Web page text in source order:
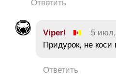
Ответить
Viper! 5
Придурок, не коси
Ответить